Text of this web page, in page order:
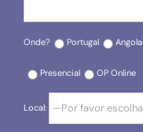
Onde? Portugal Angola
Presencial OP Online
Local: